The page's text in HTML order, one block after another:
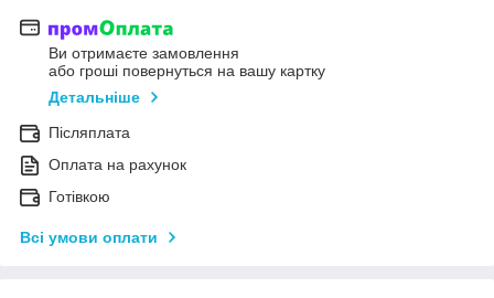
Ви отримаєте замовлення
або гроші повернуться на вашу картку
Детальніше
Післяплата
Оплата на рахунок
Готівкою
Всі умови оплати